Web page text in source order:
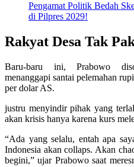
Pengamat Politik Bedah
di Pilpres 2029!
Rakyat Desa Tak
Baru-baru ini, Prabowo
menanggapi santai pelemahan
per dolar AS.
justru menyindir pihak yang
akan krisis hanya karena kurs
“Ada yang selalu, entah apa
Indonesia akan collaps. Akan
begini,” ujar Prabowo saat